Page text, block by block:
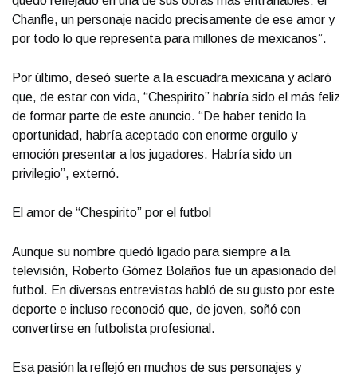
Chanfle, un personaje nacido precisamente de ese amor y
por todo lo que representa para millones de mexicanos”.
Por último, deseó suerte a la escuadra mexicana y aclaró
que, de estar con vida, “Chespirito” habría sido el más feliz
de formar parte de este anuncio. “De haber tenido la
oportunidad, habría aceptado con enorme orgullo y
emoción presentar a los jugadores. Habría sido un
privilegio”, externó.
El amor de “Chespirito” por el futbol
Aunque su nombre quedó ligado para siempre a la
televisión, Roberto Gómez Bolaños fue un apasionado del
futbol. En diversas entrevistas habló de su gusto por este
deporte e incluso reconoció que, de joven, soñó con
convertirse en futbolista profesional.
Esa pasión la reflejó en muchos de sus personajes y